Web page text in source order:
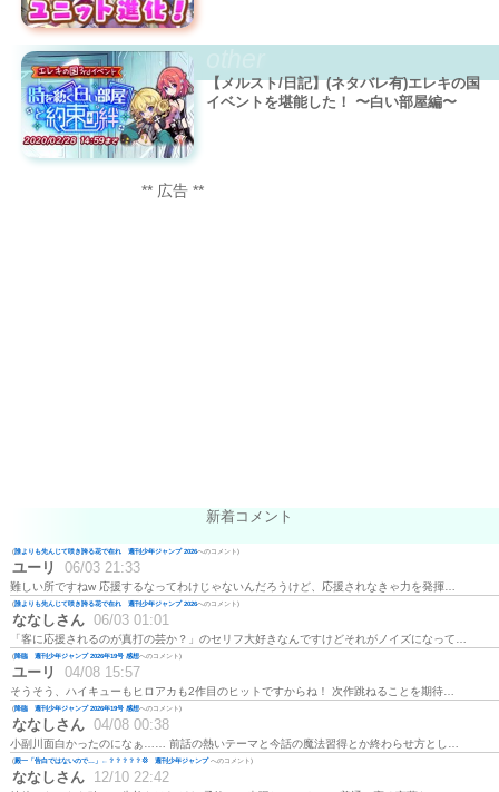
【メルスト/日記】(ネタバレ有)エレキの国
イベントを堪能した！ 〜白い部屋編〜
** 広告 **
新着コメント
(誰よりも先んじて咲き誇る花で在れ 週刊少年ジャンプ 2026へのコメント)
ユーリ 06/03 21:33
難しい所ですねw 応援するなってわけじゃないんだろうけど、応援されなきゃ力を発揮…
(誰よりも先んじて咲き誇る花で在れ 週刊少年ジャンプ 2026へのコメント)
ななしさん 06/03 01:01
「客に応援されるのが真打の芸か？」のセリフ大好きなんですけどそれがノイズになって…
(降臨 週刊少年ジャンプ 2026年19号 感想へのコメント)
ユーリ 04/08 15:57
そうそう、ハイキューもヒロアカも2作目のヒットですからね！ 次作跳ねることを期待…
(降臨 週刊少年ジャンプ 2026年19号 感想へのコメント)
ななしさん 04/08 00:38
小副川面白かったのになぁ…… 前話の熱いテーマと今話の魔法習得とか終わらせ方とし…
(殿一「告白ではないので…」←？？？？？💢 週刊少年ジャンプへのコメント)
ななしさん 12/10 22:42